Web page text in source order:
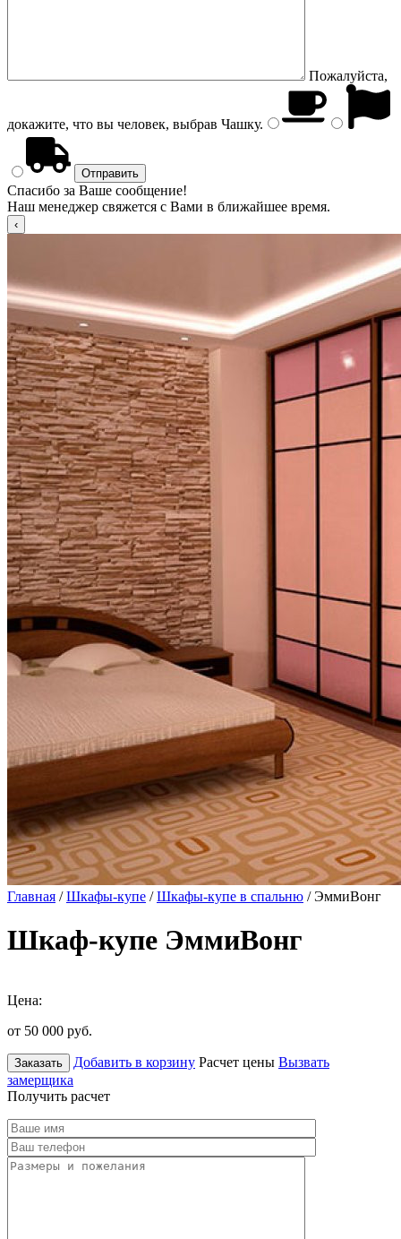
Пожалуйста,
докажите, что вы человек, выбрав Чашку.
Спасибо за Ваше сообщение!
Наш менеджер свяжется с Вами в ближайшее время.
Главная /Шкафы-купе /Шкафы-купе в спальню / ЭммиВонг
Шкаф-купе ЭммиВонг
Цена:
от 50 000 руб.
Заказать Добавить в корзину Расчет цены Вызвать
замерщика
Получить расчет